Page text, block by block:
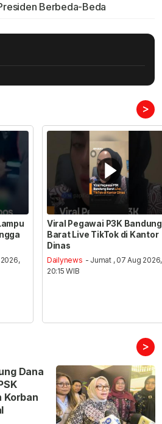
Berbeda-Beda
>
Viral Pegawai P3K Bandung
Barat Live TikTok di Kantor
Dinas
Dailynews - Jumat , 07 Aug 2026,
20:15 WIB
>
Dana
Korban